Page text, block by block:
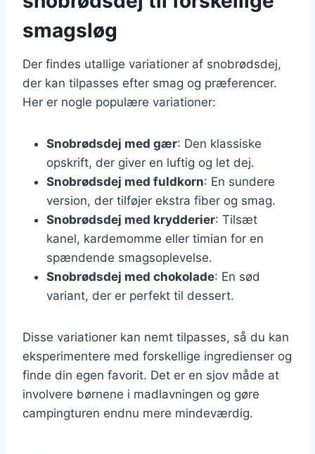
smagsløg
Der findes utallige variationer af snobrødsdej,
der kan tilpasses efter smag og præferencer.
Her er nogle populære variationer:
Snobrødsdej med gær: Den klassiske
opskrift, der giver en luftig og let dej.
Snobrødsdej med fuldkorn: En sundere
version, der tilføjer ekstra fiber og smag.
Snobrødsdej med krydderier: Tilsæt
kanel, kardemomme eller timian for en
spændende smagsoplevelse.
Snobrødsdej med chokolade: En sød
variant, der er perfekt til dessert.
Disse variationer kan nemt tilpasses, så du kan
eksperimentere med forskellige ingredienser og
finde din egen favorit. Det er en sjov måde at
involvere børnene i madlavningen og gøre
campingturen endnu mere mindeværdig.